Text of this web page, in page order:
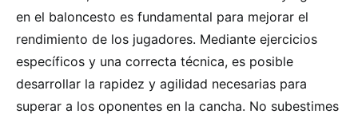
en el baloncesto es fundamental para mejorar el
rendimiento de los jugadores. Mediante ejercicios
específicos y una correcta técnica, es posible
desarrollar la rapidez y agilidad necesarias para
superar a los oponentes en la cancha. No subestimes